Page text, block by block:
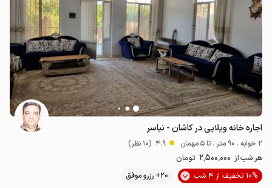
اجاره خانه ویلایی در کاشان - نیاسر
2 خوابه . 90 متر . تا 5 مهمان 4.9 (10 نظر)
هر شب از 2٬500٬000 تومان
10% تخفیف از 4 شب
20+ رزرو موفق